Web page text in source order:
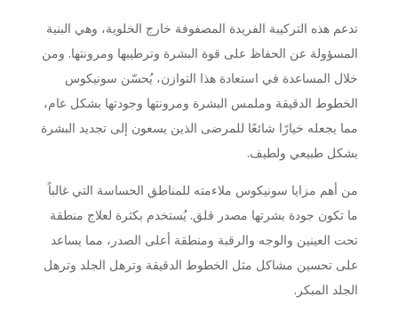
تدعم هذه التركيبة الفريدة المصفوفة خارج الخلوية، وهي البنية
المسؤولة عن الحفاظ على قوة البشرة وترطيبها ومرونتها. ومن
خلال المساعدة في استعادة هذا التوازن، يُحسّن سونيكوس
الخطوط الدقيقة وملمس البشرة ومرونتها وجودتها بشكل عام،
مما يجعله خيارًا شائعًا للمرضى الذين يسعون إلى تجديد البشرة
بشكل طبيعي ولطيف.
من أهم مزايا سونيكوس ملاءمته للمناطق الحساسة التي غالباً
ما تكون جودة بشرتها مصدر قلق. يُستخدم بكثرة لعلاج منطقة
تحت العينين والوجه والرقبة ومنطقة أعلى الصدر، مما يساعد
على تحسين مشاكل مثل الخطوط الدقيقة وترهل الجلد وترهل
الجلد المبكر.